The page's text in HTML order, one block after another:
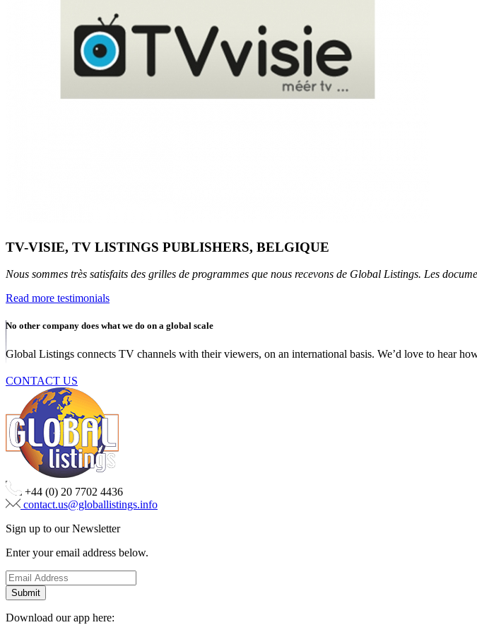
TV-VISIE, TV LISTINGS PUBLISHERS, BELGIQUE
Nous sommes très satisfaits des grilles de programmes que nous recevons de Global Listings. Les
Read more testimonials
No other company does what we do on a global scale
Global Listings connects TV channels with their viewers, on an international basis. We’d love to hear
CONTACT US
+44 (0) 20 7702 4436
contact.us@globallistings.info
Sign up to our Newsletter
Enter your email address below.
Download our app here: